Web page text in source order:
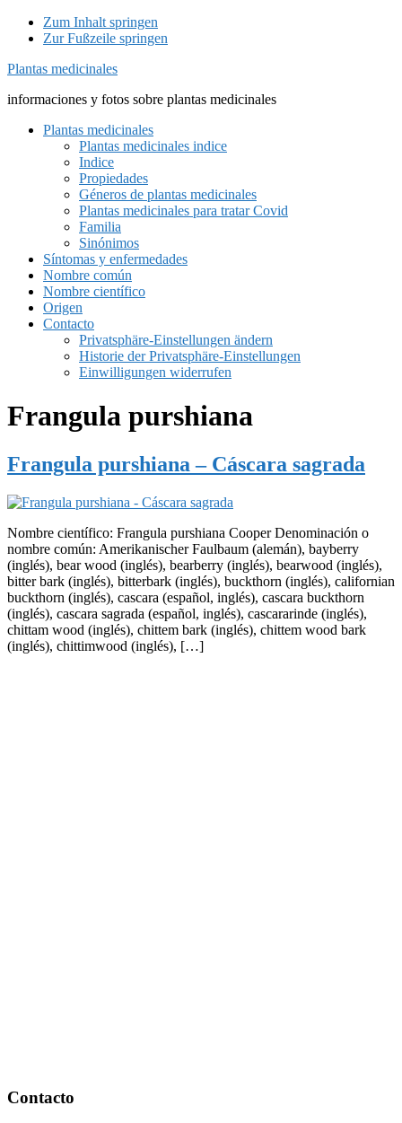
Zum Inhalt springen
Zur Fußzeile springen
Plantas medicinales
informaciones y fotos sobre plantas medicinales
Plantas medicinales
Plantas medicinales indice
Indice
Propiedades
Géneros de plantas medicinales
Plantas medicinales para tratar Covid
Familia
Sinónimos
Síntomas y enfermedades
Nombre común
Nombre científico
Origen
Contacto
Privatsphäre-Einstellungen ändern
Historie der Privatsphäre-Einstellungen
Einwilligungen widerrufen
Frangula purshiana
Frangula purshiana – Cáscara sagrada
Nombre científico: Frangula purshiana Cooper Denominación o
nombre común: Amerikanischer Faulbaum (alemán), bayberry
(inglés), bear wood (inglés), bearberry (inglés), bearwood (inglés),
bitter bark (inglés), bitterbark (inglés), buckthorn (inglés), californian
buckthorn (inglés), cascara (español, inglés), cascara buckthorn
(inglés), cascara sagrada (español, inglés), cascararinde (inglés),
chittam wood (inglés), chittem bark (inglés), chittem wood bark
(inglés), chittimwood (inglés), […]
Footer
Contacto